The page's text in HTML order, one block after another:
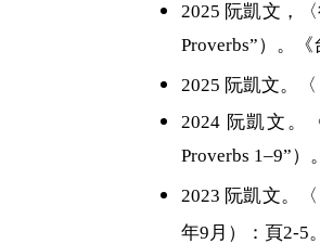
2025 阮凱文，
Proverbs”）。
2025 阮凱文。
2024 阮凱文。
Proverbs 1–9”）
2023 阮凱文。
年9 月）：頁2-5。